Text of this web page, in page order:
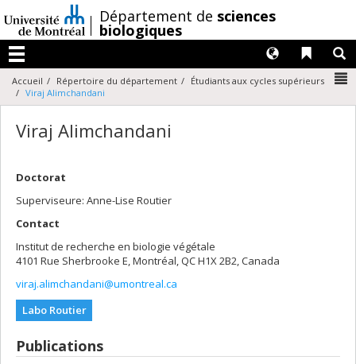
au
contenu
/Département de sciences
biologiques
Menu
Liens
Langues
Accueil Répertoire du département
Étudiants aux cycles supérieurs
Viraj Alimchandani
Viraj Alimchandani
Doctorat
Superviseure: Anne-Lise Routier
Contact
Institut de recherche en biologie végétale
4101 Rue Sherbrooke E, Montréal, QC H1X 2B2, Canada
viraj.alimchandani@umontreal.ca
Labo Routier
Publications